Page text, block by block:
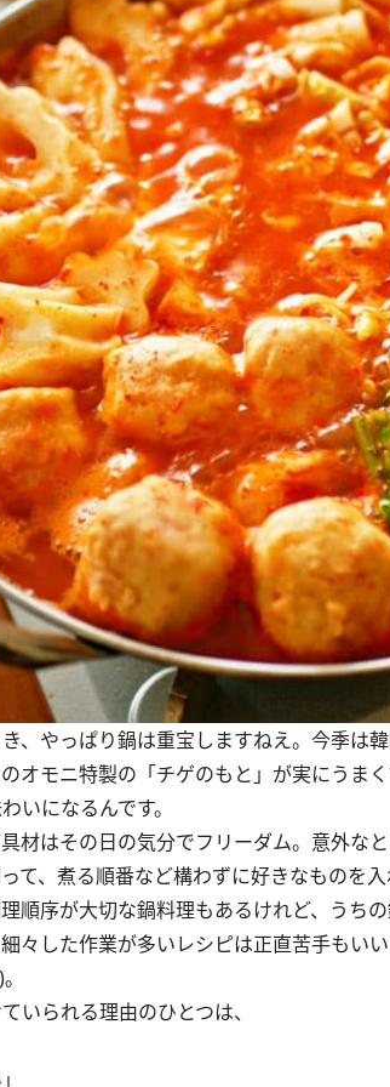
、やっぱり鍋は重宝しますねえ。今季は韓
オモニ特製の「チゲのもと」が実にうま
いになるんです。
材はその日の気分でフリーダム。意外な
て、煮る順番など構わずに好きなものを
順序が大切な鍋料理もあるけれど、うち
々した作業が多いレシピは正直苦手もい
いられる理由のひとつは、